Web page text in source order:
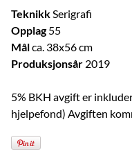
TeknikkSerigrafi
Opplag55
Målca. 38x56 cm
Produksjonsår 2019
5% BKH avgift er
hjelpefond) Avgiften